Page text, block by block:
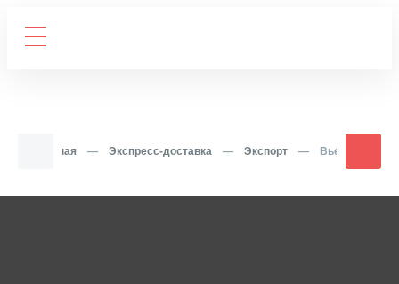
Главная — Экспресс-доставка — Экспорт — Вьетнам